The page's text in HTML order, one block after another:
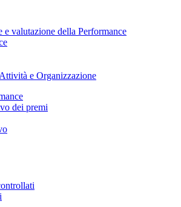
e valutazione della Performance
e Organizzazione
dei premi